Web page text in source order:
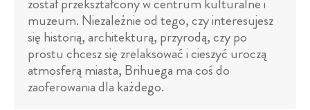
muzeum. Niezależnie od tego, czy interesujesz
się historią, architekturą, przyrodą, czy po
prostu chcesz się zrelaksować i cieszyć uroczą
atmosferą miasta, Brihuega ma coś do
zaoferowania dla każdego.